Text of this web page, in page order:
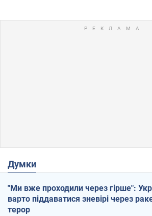
Думки
"Ми вже проходили через гірше":
варто піддаватися зневірі через
терор